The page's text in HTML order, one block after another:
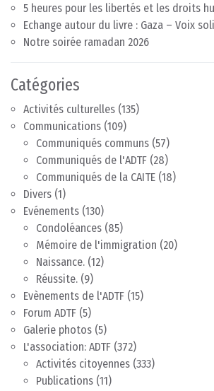
5 heures pour les libertés et les droits
Echange autour du livre : Gaza – Voix
Notre soirée ramadan 2026
Catégories
Activités culturelles (135)
Communications (109)
Communiqués communs (57)
Communiqués de l'ADTF (28)
Communiqués de la CAITE (18)
Divers (1)
Evénements (130)
Condoléances (85)
Mémoire de l'immigration (20)
Naissance. (12)
Réussite. (9)
Evènements de l'ADTF (15)
Forum ADTF (5)
Galerie photos (5)
L'association: ADTF (372)
Activités citoyennes (333)
Publications (11)